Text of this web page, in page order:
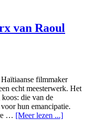
van Raoul
filmmaker
echt meesterwerk. Het
die van de
hun emancipatie.
… [Meer lezen ...]